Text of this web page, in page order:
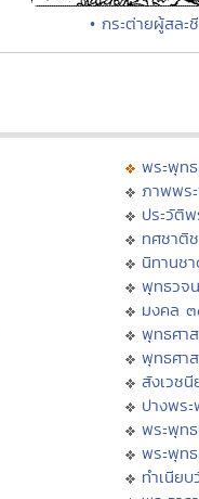
• กระต่ายผู้สล
พระพุทธ
ภาพพร
ประวัติ
ทศชาติ
นิทานช
พุทธวจ
มงคล ๓
พุทธศา
พุทธศา
สังเวช
ปางพร
พระพุท
พระพุทธ
ทำเนียบ